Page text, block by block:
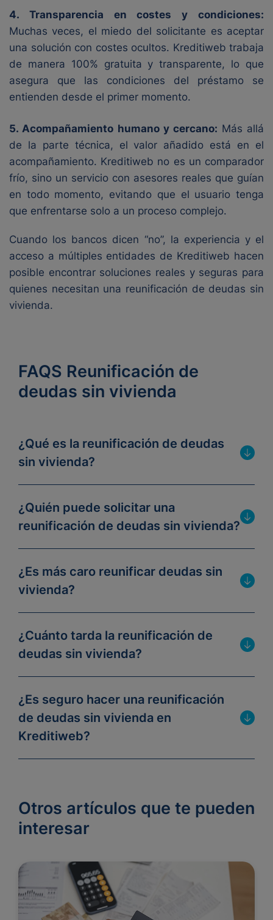
4. Transparencia en costes y condiciones:
Muchas veces, el miedo del solicitante es aceptar
una solución con costes ocultos. Kreditiweb trabaja
de manera 100% gratuita y transparente, lo que
asegura que las condiciones del préstamo se
entienden desde el primer momento.
5. Acompañamiento humano y cercano: Más allá
de la parte técnica, el valor añadido está en el
acompañamiento. Kreditiweb no es un comparador
frío, sino un servicio con asesores reales que guían
en todo momento, evitando que el usuario tenga
que enfrentarse solo a un proceso complejo.
Cuando los bancos dicen “no”, la experiencia y el
acceso a múltiples entidades de Kreditiweb hacen
posible encontrar soluciones reales y seguras para
quienes necesitan una reunificación de deudas sin
vivienda.
FAQS Reunificación de
deudas sin vivienda
¿Qué es la reunificación de deudas
sin vivienda?
¿Quién puede solicitar una
reunificación de deudas sin vivienda?
¿Es más caro reunificar deudas sin
vivienda?
¿Cuánto tarda la reunificación de
deudas sin vivienda?
¿Es seguro hacer una reunificación
de deudas sin vivienda en
Kreditiweb?
Otros artículos que te pueden
interesar